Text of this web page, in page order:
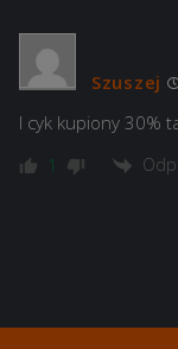
Szuszej
I cyk kupiony 30%
1